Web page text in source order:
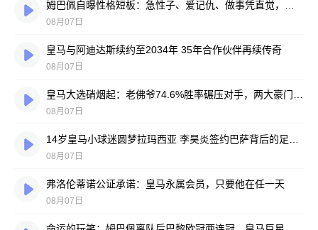
08月07日
皇马与阿迪达斯续约至2034年 35年合作伙伴再续传奇
08月07日
08月07日
08月07日
弗洛伦蒂诺公证承诺：皇马永属会员，只要他在任一天
08月07日